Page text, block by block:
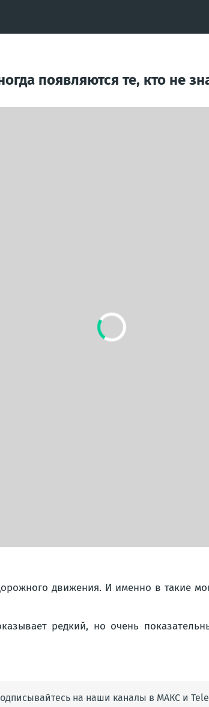
появляются те, кто не
движения. И именно в такие
редкий, но очень
на наши каналы в МАКС и